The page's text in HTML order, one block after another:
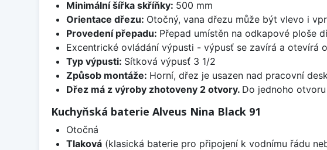
Minimální šířka skříňky: 500 mm
Orientace dřezu: Otočný, vana dřezu může být vlevo i
Provedení přepadu: Přepad umístěn na odkapové ploše
Excentrické ovládání výpusti - výpusť se zavírá a otevírá
Typ výpusti: Sítková výpusť 3 1/2
Způsob montáže: Horní, dřez je usazen nad pracovní
Dřez má z výroby zhotoveny 2 otvory. Do jednoho
Kuchyňská baterie Alveus Nina Black 91
Otočná
Tlaková(klasická baterie pro připojení k vodnímu řádu